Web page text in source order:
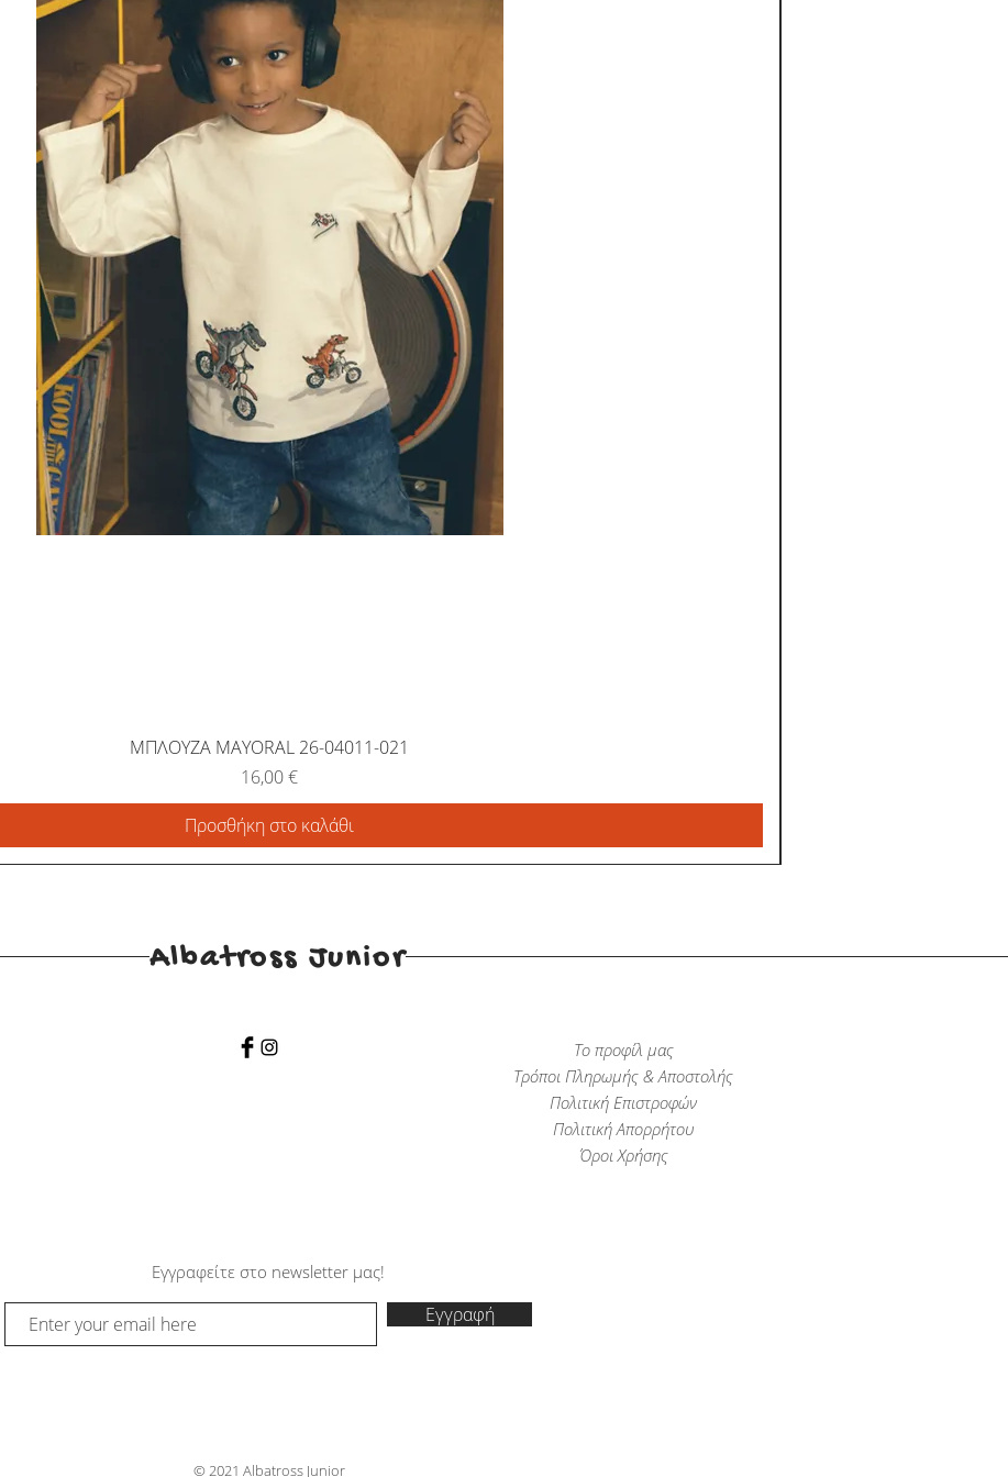
ΜΠΛΟΥΖΑ MAYORAL 26-04011-021
Τιμή
16,00 €
Προσθήκη στο καλάθι
Albatross Junior
Το προφίλ μας
Τρόποι Πληρωμής & Αποστολής
Πολιτική Επιστροφών
Πολιτική Απορρήτου
Όροι Χρήσης
Εγγραφείτε στο newsletter μας!
Εγγραφή
© 2021 Albatross Junior